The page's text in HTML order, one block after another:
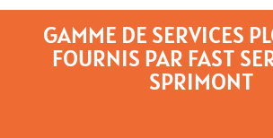
GAMME DE SERVICES
FOURNIS PAR FAST
SPRIMONT